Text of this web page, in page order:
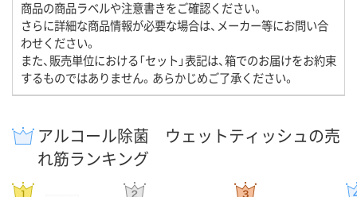
商品の商品ラベルや注意書きをご確認ください。
さらに詳細な商品情報が必要な場合は、メーカー等にお問い合
わせください。
また、販売単位における「セット」表記は、箱でのお届けをお約束
するものではありません。あらかじめご了承ください。
アルコール除菌 ウェットティッシュの売
れ筋ランキング